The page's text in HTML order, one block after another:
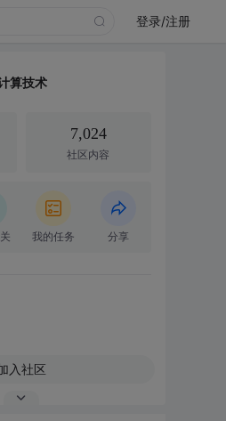
登录/注册
算技术
7,024
社区内容
我的任务 分享
入社区